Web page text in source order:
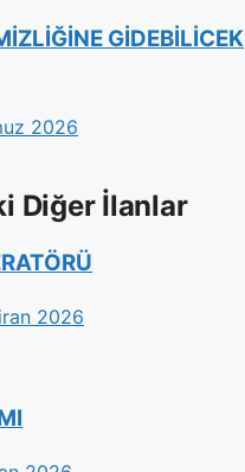
GİDEBİLİCEK
2026
Diğer İlanlar
2026